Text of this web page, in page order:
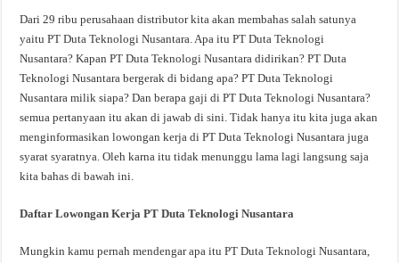
Dari 29 ribu perusahaan distributor kita akan membahas salah satunya
yaitu PT Duta Teknologi Nusantara. Apa itu PT Duta Teknologi
Nusantara? Kapan PT Duta Teknologi Nusantara didirikan? PT Duta
Teknologi Nusantara bergerak di bidang apa? PT Duta Teknologi
Nusantara milik siapa? Dan berapa gaji di PT Duta Teknologi Nusantara?
semua pertanyaan itu akan di jawab di sini. Tidak hanya itu kita juga akan
menginformasikan lowongan kerja di PT Duta Teknologi Nusantara juga
syarat syaratnya. Oleh karna itu tidak menunggu lama lagi langsung saja
kita bahas di bawah ini.
Daftar Lowongan Kerja PT Duta Teknologi Nusantara
Mungkin kamu pernah mendengar apa itu PT Duta Teknologi Nusantara,